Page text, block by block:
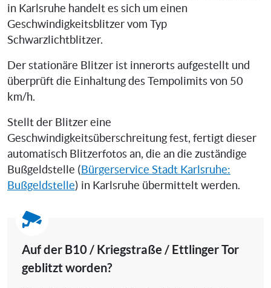
in Karlsruhe handelt es sich um einen
Geschwindigkeitsblitzer vom Typ
Schwarzlichtblitzer.
Der stationäre Blitzer ist innerorts aufgestellt und
überprüft die Einhaltung des Tempolimits von 50
km/h.
Stellt der Blitzer eine
Geschwindigkeitsüberschreitung fest, fertigt dieser
automatisch Blitzerfotos an, die an die zuständige
Bußgeldstelle ( Bürgerservice Stadt Karlsruhe:
Bußgeldstelle) in Karlsruhe übermittelt werden.
Auf der B10 / Kriegstraße / Ettlinger Tor
geblitzt worden?